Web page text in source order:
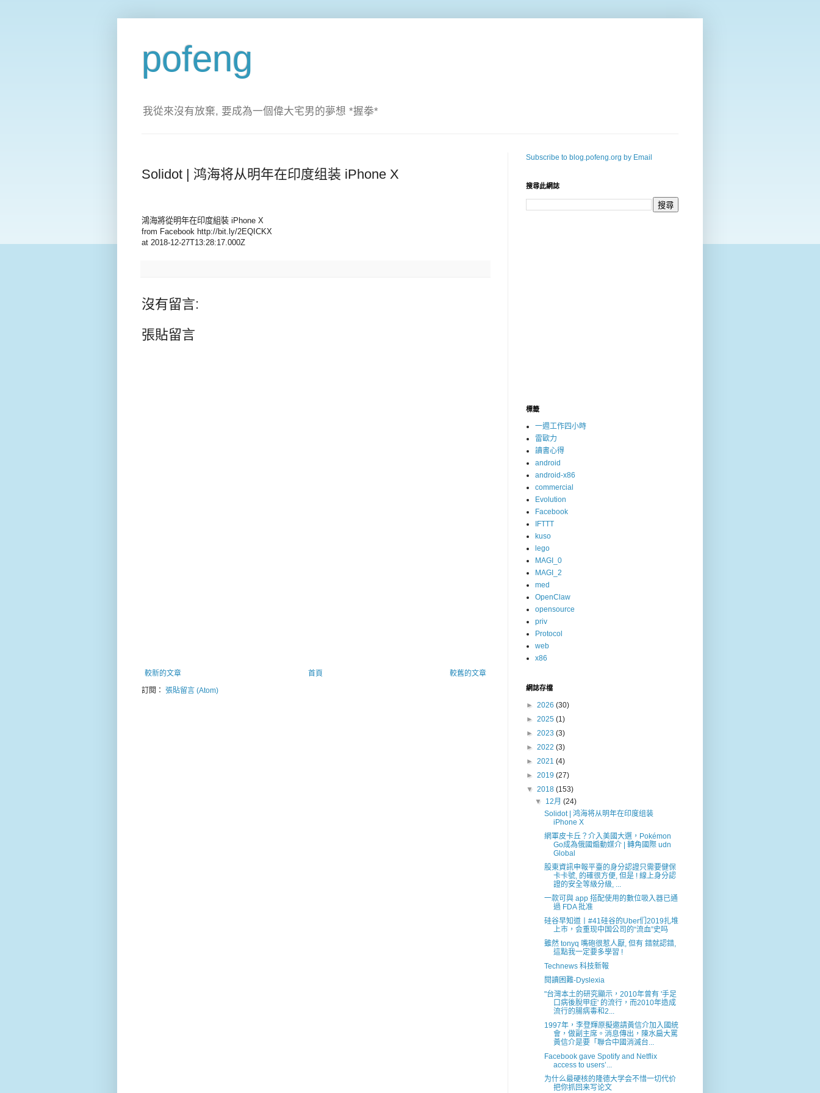
pofeng
我從來沒有放棄, 要成為一個偉大宅男的夢想 *握拳*
Solidot | 鸿海将从明年在印度组装 iPhone X
鴻海將從明年在印度組裝 iPhone X
from Facebook http://bit.ly/2EQICKX
at 2018-12-27T13:28:17.000Z
沒有留言:
張貼留言
較新的文章 較舊的文章
首頁
訂閱： 張貼留言 (Atom)
Subscribe to blog.pofeng.org by Email
搜尋此網誌
標籤
一週工作四小時
雷歐力
讀書心得
android
android-x86
commercial
Evolution
Facebook
IFTTT
kuso
lego
MAGI_0
MAGI_2
med
OpenClaw
opensource
priv
Protocol
web
x86
網誌存檔
► 2026 (30)
► 2025 (1)
► 2023 (3)
► 2022 (3)
► 2021 (4)
► 2019 (27)
▼ 2018 (153)
▼ 12月(24)
Solidot | 鸿海将从明年在印度组装
iPhone X
網軍皮卡丘？介入美國大選，Pokémon
Go成為俄國煽動媒介 | 轉角國際 udn
Global
股東資訊申報平臺的身分認證只需要健保
卡卡號, 的確很方便, 但是 ! 線上身分認
證的安全等級分級, ...
一款可與 app 搭配使用的數位吸入器已通
過 FDA 批准
硅谷早知道丨#41硅谷的Uber们2019扎堆
上市，会重现中国公司的“流血”史吗
雖然 tonyq 嘴砲很惹人厭, 但有 錯就認錯,
這點我一定要多學習 !
Technews 科技新報
閱讀困難-Dyslexia
"台灣本土的研究顯示，2010年曾有 '手足
口病後脫甲症' 的流行，而2010年造成
流行的腸病毒和2...
1997年，李登輝原擬邀請黃信介加入國統
會，做副主席。消息傳出，陳水扁大罵
黃信介是要「聯合中國消滅台...
Facebook gave Spotify and Netflix
access to users’...
为什么最硬核的隆德大学会不惜一切代价
把你抓回来写论文